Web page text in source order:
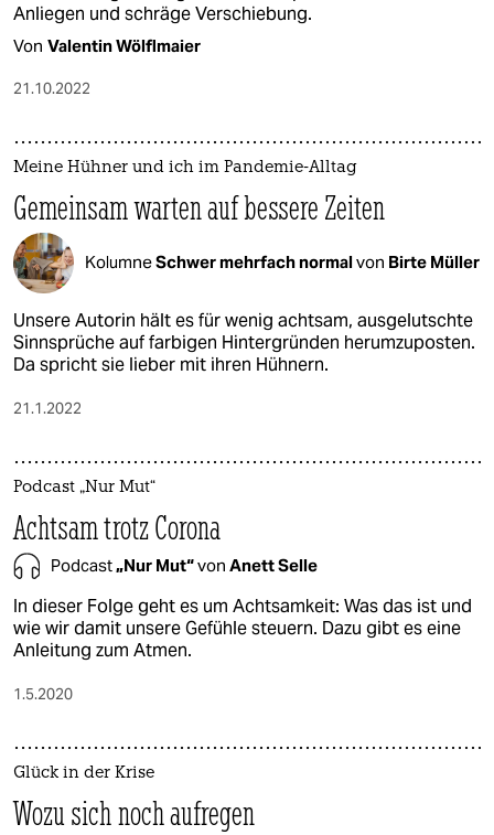
Anliegen und schräge Verschiebung.
Von Valentin Wölflmaier
21.10.2022
Meine Hühner und ich im Pandemie-Alltag
Gemeinsam warten auf bessere Zeiten
KolumneSchwer mehrfach normalvon Birte Müller
Unsere Autorin hält es für wenig achtsam, ausgelutschte
Sinnsprüche auf farbigen Hintergründen herumzuposten.
Da spricht sie lieber mit ihren Hühnern.
21.1.2022
Podcast „Nur Mut“
Achtsam trotz Corona
Podcast„Nur Mut“von Anett Selle
In dieser Folge geht es um Achtsamkeit: Was das ist und
wie wir damit unsere Gefühle steuern. Dazu gibt es eine
Anleitung zum Atmen.
1.5.2020
Glück in der Krise
Wozu sich noch aufregen